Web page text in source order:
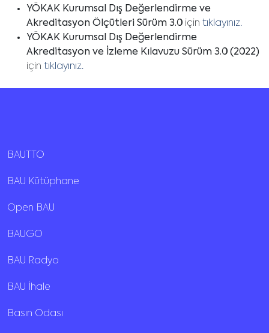
YÖKAK Kurumsal Dış Değerlendirme ve
Akreditasyon Ölçütleri Sürüm 3.0 için tıklayınız.
YÖKAK Kurumsal Dış Değerlendirme
Akreditasyon ve İzleme Kılavuzu Sürüm 3.0 (2022)
için tıklayınız.
BAUTTO
BAU Kütüphane
Open BAU
BAUGO
BAU Radyo
BAU İhale
Basın Odası